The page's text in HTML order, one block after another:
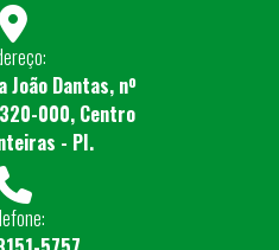
João Dantas, nº
000, Centro
- PI.